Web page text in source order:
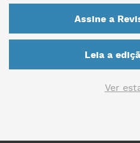
Assine a
Leia a
Ver